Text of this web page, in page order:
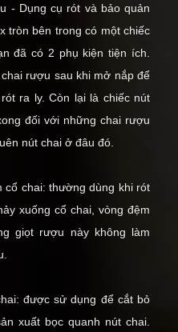
- Dụng cụ rót và bảo quản
tròn bên trong có một chiếc
đã có 2 phụ kiện tiện ích.
rượu sau khi mở nắp để
ra ly. Còn lại là chiếc nút
đối với những chai rượu
nút chai ở đâu đó.
cổ chai: thường dùng khi rót
xuống cổ chai, vòng đệm
giọt rượu này không làm
được sử dụng để cắt bỏ
xuất bọc quanh nút chai.